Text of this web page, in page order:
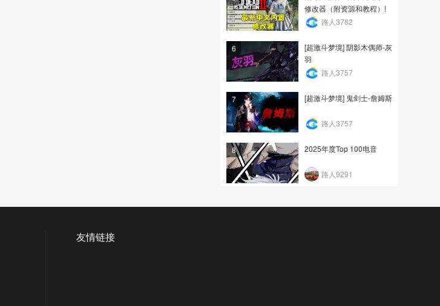
修改器（附资源和教程）!
路人3782
6
[超激斗梦境] 阴影木偶师-灰
羽
路人3757
7 [超激斗梦境] 鬼剑士-詹姆斯
路人3757
8 2025年度Top 100电音
路人9291
友情链接